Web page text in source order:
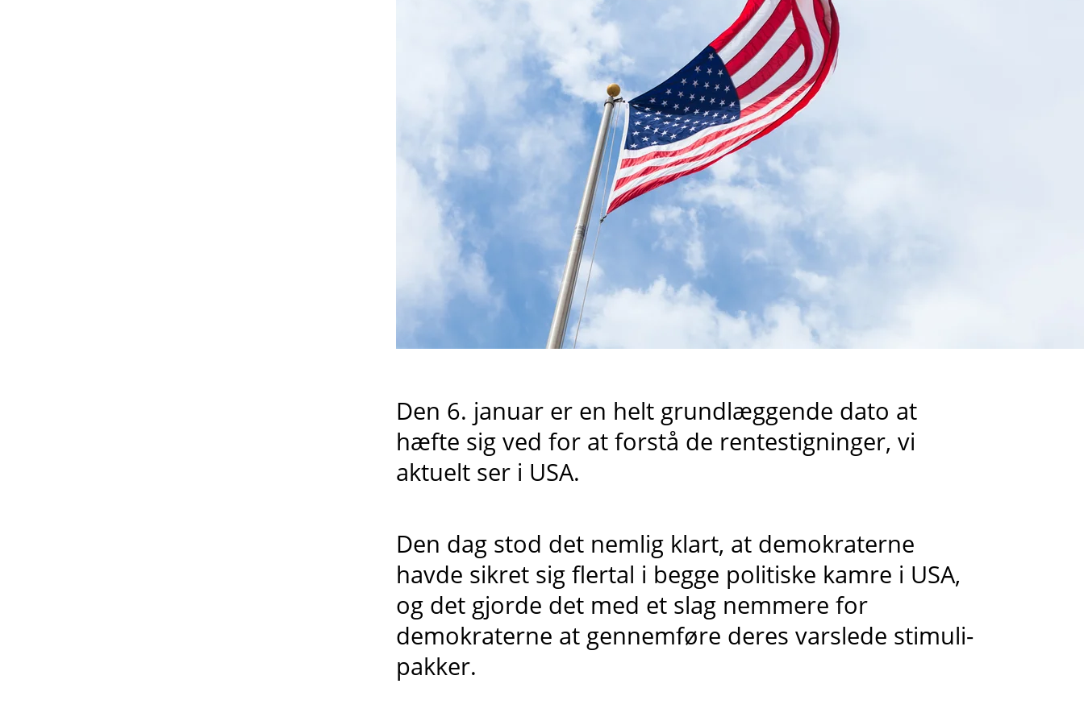
Den 6. januar er en helt grundlæggende dato at
hæfte sig ved for at forstå de rentestigninger, vi
aktuelt ser i USA.
Den dag stod det nemlig klart, at demokraterne
havde sikret sig flertal i begge politiske kamre i USA,
og det gjorde det med et slag nemmere for
demokraterne at gennemføre deres varslede stimuli-
pakker.